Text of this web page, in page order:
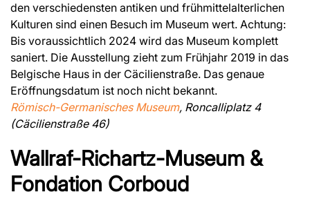
den verschiedensten antiken und frühmittelalterlichen
Kulturen sind einen Besuch im Museum wert. Achtung:
Bis voraussichtlich 2024 wird das Museum komplett
saniert. Die Ausstellung zieht zum Frühjahr 2019 in das
Belgische Haus in der Cäcilienstraße. Das genaue
Eröffnungsdatum ist noch nicht bekannt.
Römisch-Germanisches Museum, Roncalliplatz 4
(Cäcilienstraße 46)
Wallraf-Richartz-Museum &
Fondation Corboud